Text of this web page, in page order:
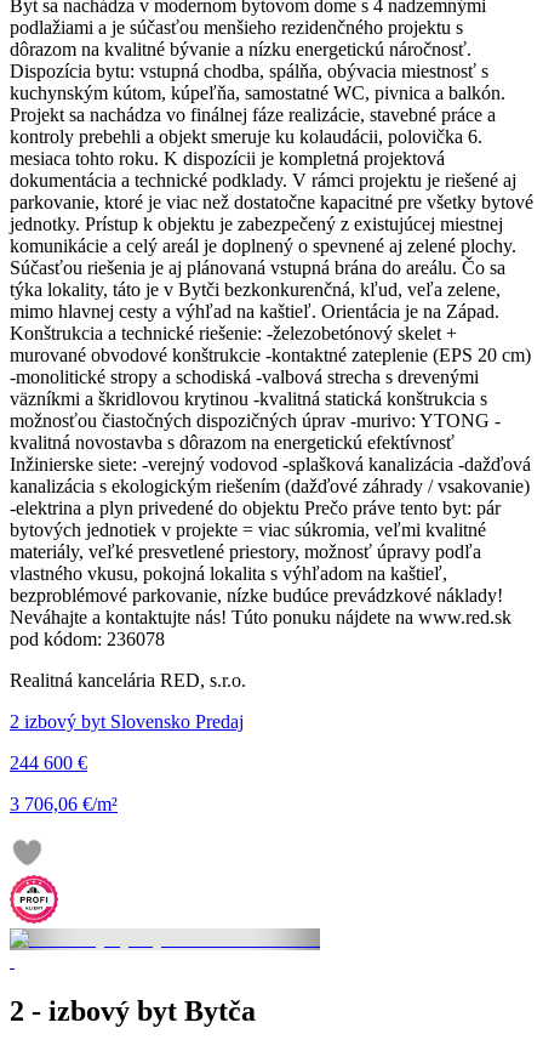
Byt sa nachádza v modernom bytovom dome s 4 nadzemnými
podlažiami a je súčasťou menšieho rezidenčného projektu s
dôrazom na kvalitné bývanie a nízku energetickú náročnosť.
Dispozícia bytu: vstupná chodba, spálňa, obývacia miestnosť s
kuchynským kútom, kúpeľňa, samostatné WC, pivnica a balkón.
Projekt sa nachádza vo finálnej fáze realizácie, stavebné práce a
kontroly prebehli a objekt smeruje ku kolaudácii, polovička 6.
mesiaca tohto roku. K dispozícii je kompletná projektová
dokumentácia a technické podklady. V rámci projektu je riešené aj
parkovanie, ktoré je viac než dostatočne kapacitné pre všetky bytové
jednotky. Prístup k objektu je zabezpečený z existujúcej miestnej
komunikácie a celý areál je doplnený o spevnené aj zelené plochy.
Súčasťou riešenia je aj plánovaná vstupná brána do areálu. Čo sa
týka lokality, táto je v Bytči bezkonkurenčná, kľud, veľa zelene,
mimo hlavnej cesty a výhľad na kaštieľ. Orientácia je na Západ.
Konštrukcia a technické riešenie: -železobetónový skelet +
murované obvodové konštrukcie -kontaktné zateplenie (EPS 20 cm)
-monolitické stropy a schodiská -valbová strecha s drevenými
väzníkmi a škridlovou krytinou -kvalitná statická konštrukcia s
možnosťou čiastočných dispozičných úprav -murivo: YTONG -
kvalitná novostavba s dôrazom na energetickú efektívnosť
Inžinierske siete: -verejný vodovod -splašková kanalizácia -dažďová
kanalizácia s ekologickým riešením (dažďové záhrady / vsakovanie)
-elektrina a plyn privedené do objektu Prečo práve tento byt: pár
bytových jednotiek v projekte = viac súkromia, veľmi kvalitné
materiály, veľké presvetlené priestory, možnosť úpravy podľa
vlastného vkusu, pokojná lokalita s výhľadom na kaštieľ,
bezproblémové parkovanie, nízke budúce prevádzkové náklady!
Neváhajte a kontaktujte nás! Túto ponuku nájdete na www.red.sk
pod kódom: 236078
Realitná kancelária RED, s.r.o.
2 izbový byt Slovensko Predaj
244 600 €
3 706,06 €/m²
2 - izbový byt Bytča